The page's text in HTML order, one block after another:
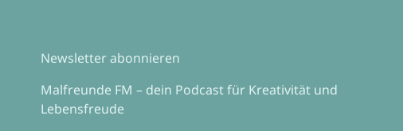
Newsletter abonnieren
Malfreunde FM – dein Podcast für Kreativität und
Lebensfreude